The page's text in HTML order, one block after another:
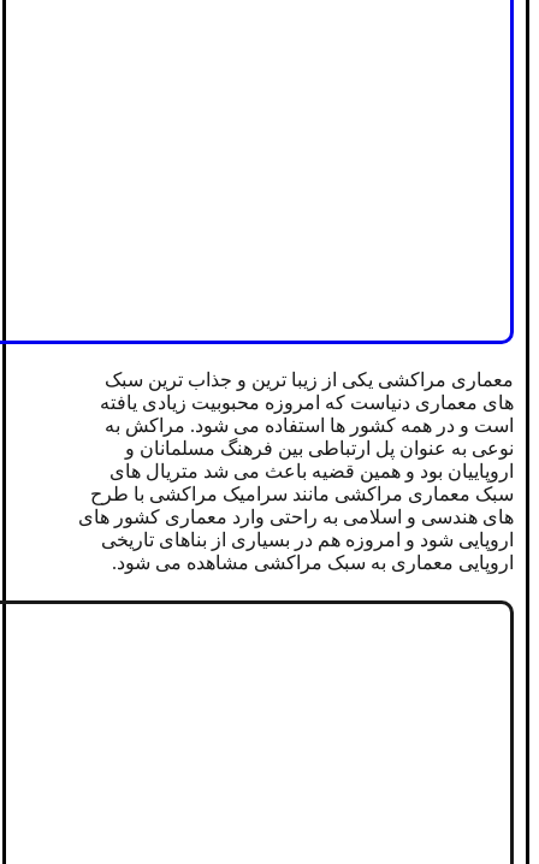
معماری مراکشی یکی از زیبا ترین و جذاب ترین سبک
های معماری دنیاست که امروزه محبوبیت زیادی یافته
است و در همه کشور ها استفاده می شود. مراکش به
نوعی به عنوان پل ارتباطی بین فرهنگ مسلمانان و
اروپاییان بود و همین قضیه باعث می شد متریال های
سبک معماری مراکشی مانند سرامیک مراکشی با طرح
های هندسی و اسلامی به راحتی وارد معماری کشور های
اروپایی شود و امروزه هم در بسیاری از بناهای تاریخی
اروپایی معماری به سبک مراکشی مشاهده می شود.